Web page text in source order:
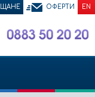
ОФЕРТИ EN